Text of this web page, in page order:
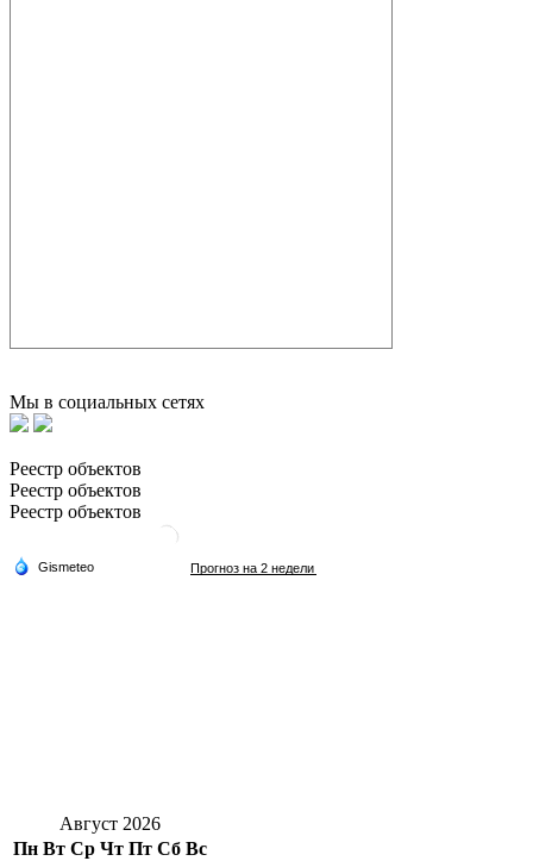
Мы в социальных сетях
Реестр объектов
Реестр объектов
Реестр объектов
Август 2026
Пн Вт Ср Чт Пт Сб Вс